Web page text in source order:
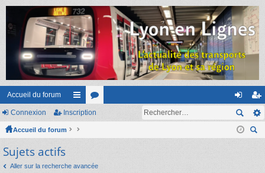
Accueil du forum
ac
co
ci
or
s
on
ne
ns
cri
Connexion Inscription
Accueil du forum
Sujets actifs
Aller sur la recherche avancée